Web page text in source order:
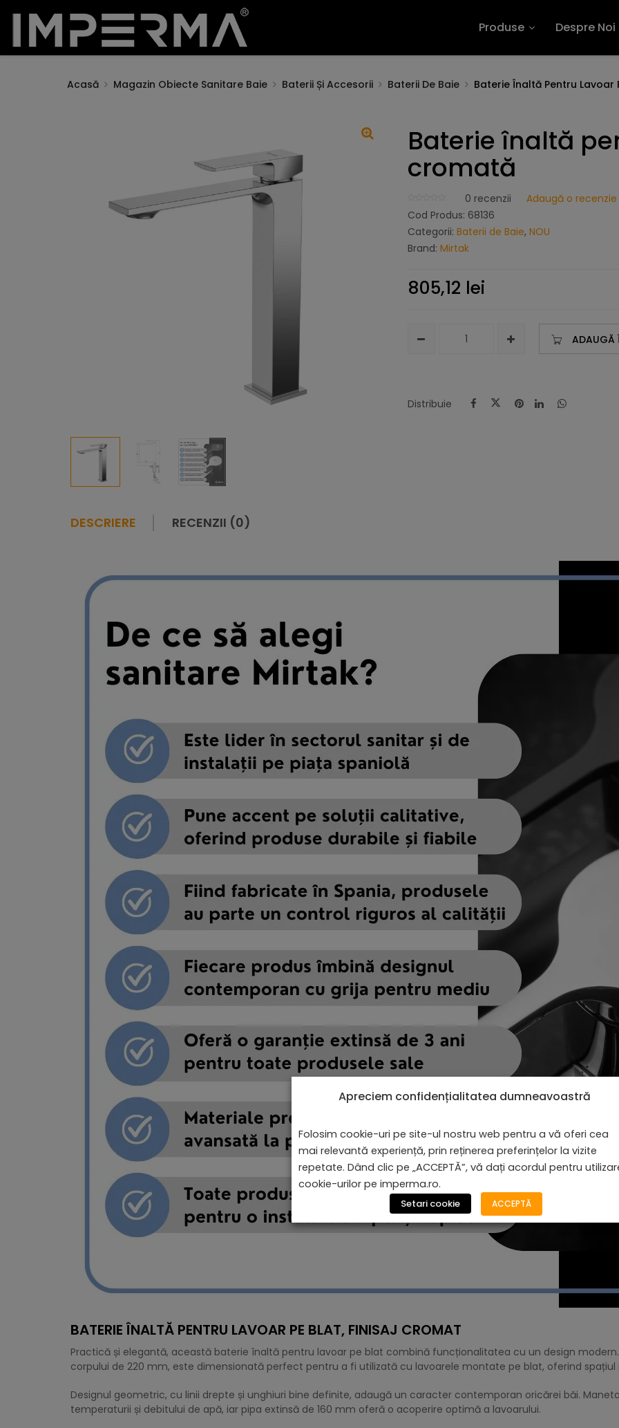
Produse Despre Noi
Acasă Magazin Obiecte Sanitare Baie Baterii Și Accesorii Baterii De Baie Baterie Înaltă Pentru Lavoar
Baterie înaltă
cromată
0 recenzii
Adaugă o recenzie
Cod Produs: 68136
Categorii: Baterii de Baie, NOU
Brand: Mirtak
805,12 lei
ADAUGĂ
Distribuie
DESCRIERE RECENZII (0)
BATERIE ÎNALTĂ PENTRU LAVOAR PE BLAT, FINISAJ CROMAT
Practică și elegantă, această baterie înaltă pentru lavoar pe blat combină funcționalitatea cu un design
corpului de 220 mm, este dimensionată perfect pentru a fi utilizată cu lavoarele montate pe blat, oferind
Designul geometric, cu linii drepte și unghiuri bine definite, adaugă un caracter contemporan oricărei băi.
temperaturii și debitului de apă, iar pipa extinsă de 160 mm oferă o acoperire optimă a lavoarului.
Apreciem confidențialitatea dumneavoastră
Folosim cookie-uri pe site-ul nostru web pentru a vă oferi cea
mai relevantă experiență, prin reținerea preferințelor la vizite
repetate. Dând clic pe „ACCEPTĂ”, vă dați acordul pentru
cookie-urilor pe imperma.ro.
Setari cookie ACCEPTĂ